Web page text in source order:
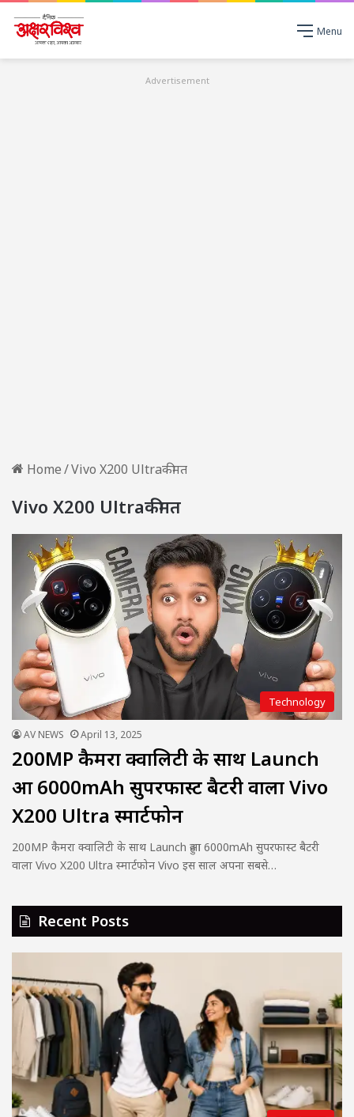
Menu
Advertisement
Home/Vivo X200 Ultraकीमत
Vivo X200 Ultraकीमत
Technology
AV NEWS April 13, 2025
200MP कैमरा क्वालिटी के साथ Launch
हुआ 6000mAh सुपरफास्ट बैटरी वाला Vivo
X200 Ultra स्मार्टफोन
200MP कैमरा क्वालिटी के साथ Launch हुआ 6000mAh सुपरफास्ट बैटरी
वाला Vivo X200 Ultra स्मार्टफोन Vivo इस साल अपना सबसे…
Recent Posts